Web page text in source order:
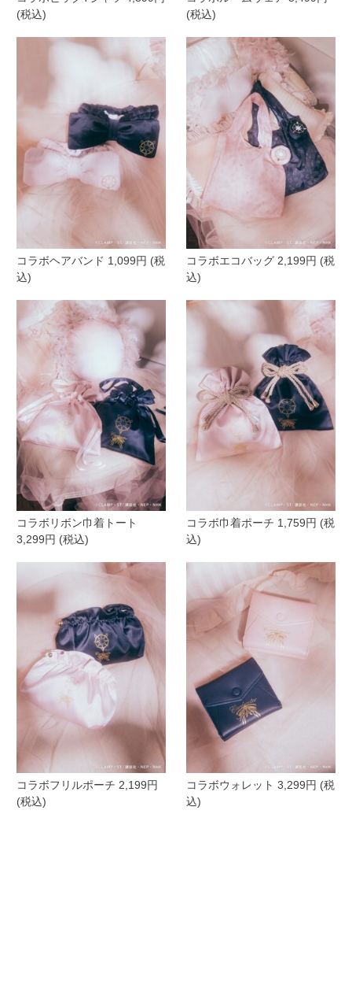
(税込)
(税込)
コラボヘアバンド 1,099円 (税
込)
コラボエコバッグ 2,199円 (税
込)
コラボリボン巾着トート
3,299円 (税込)
コラボ巾着ポーチ 1,759円 (税
込)
コラボフリルポーチ 2,199円
(税込)
コラボウォレット 3,299円 (税
込)